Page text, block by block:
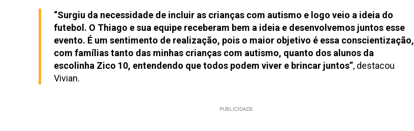
“Surgiu da necessidade de incluir as crianças com autismo e logo veio a ideia do
futebol. O Thiago e sua equipe receberam bem a ideia e desenvolvemos juntos esse
evento. É um sentimento de realização, pois o maior objetivo é essa conscientização,
com famílias tanto das minhas crianças com autismo, quanto dos alunos da
escolinha Zico 10, entendendo que todos podem viver e brincar juntos”, destacou
Vivian.
PUBLICIDADE